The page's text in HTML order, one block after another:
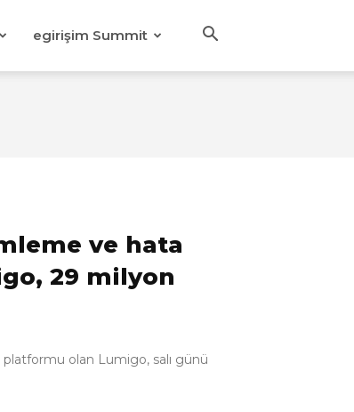
egirişim Summit
ve hata
29 milyon
olan Lumigo, salı günü